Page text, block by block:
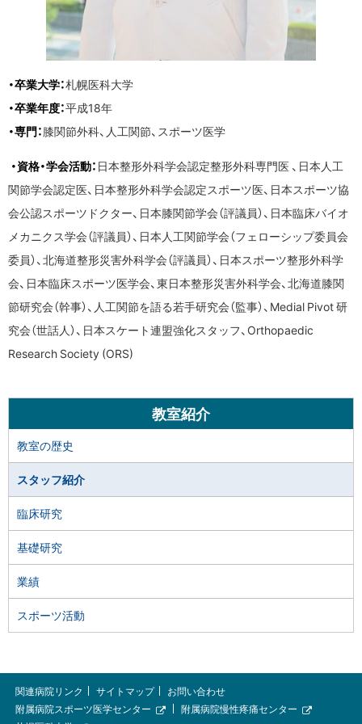
・卒業大学：札幌医科大学
・卒業年度：平成18年
・専門：膝関節外科、人工関節、スポーツ医学
・資格・学会活動： 日本整形外科学会認定整形外科専門医 、日本人工
関節学会認定医、日本整形外科学会認定スポーツ医、日本スポーツ協
会公認スポーツドクター、日本膝関節学会（評議員）、日本臨床バイオ
メカニクス学会（評議員）、日本人工関節学会（フェローシップ委員会
委員）、北海道整形災害外科学会（評議員）、日本スポーツ整形外科学
会、日本臨床スポーツ医学会、東日本整形災害外科学会、北海道膝関
節研究会（幹事）、人工関節を語る若手研究会（監事）、Medial Pivot 研
究会（世話人）、日本スケート連盟強化スタッフ、Orthopaedic
Research Society (ORS)
イ
ド
・
メ
ニ
ュ
ー
教室紹介
教室の歴史
スタッフ紹介
臨床研究
基礎研究
業績
スポーツ活動
関
連
関連病院リンク サイトマップ
お問い合わせ
附属病院スポーツ医学センター
附属病院慢性疼痛センター